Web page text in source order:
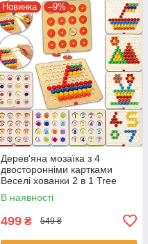
Новинка –9%
Дерев'яна мозаїка з 4
двосторонніми картками
Веселі хованки 2 в 1 Tree
Toys MD 2467
В наявності
499 ₴ 549 ₴